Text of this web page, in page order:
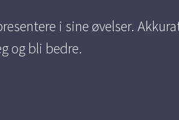
i sine øvelser.
og bli bedre.